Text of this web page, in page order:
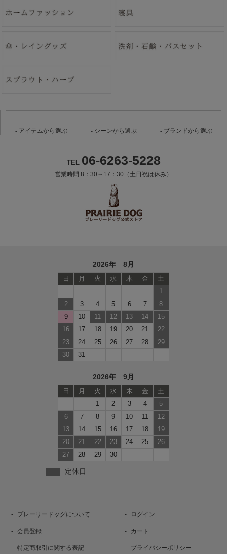
アイテムから選ぶ シーンから選ぶ ブランドから選ぶ
TEL 06-6263-5228
営業時間 8：30～17：30（土日祝は休み）
2026年 8月
日 月 火 水 木 金
土
1
2
3 4 5 6 7
8
9
10 11 12 13 14
15
16
17 18 19 20 21
22
23
24 25 26 27 28
29
30
31
2026年 9月
日 月 火 水 木 金
土
1
2 3 4
5
6
7 8 9 10 11
12
13
14 15 16 17 18
19
20
21 22 23 24 25
26
27
28 29 30
定休日
プレーリードッグについて ログイン
会員登録 カート
特定商取引に関する表記 プライバシーポリシー